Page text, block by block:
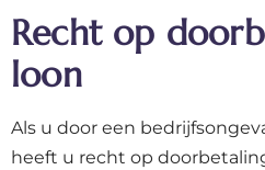
Recht op
loon
Als u door een
heeft u recht op